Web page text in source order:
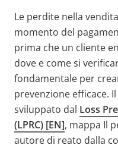
Le perdite nella
momento del
prima che un cliente
dove e come si
fondamentale per
prevenzione efficace.
sviluppato dal Loss
(LPRC) [EN], mappa Il
autore di reato dalla